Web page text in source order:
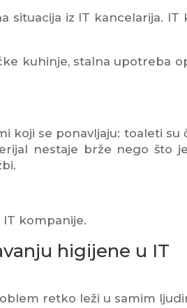
situacija iz IT kancelarija. IT
kuhinje, stalna upotreba
koji se ponavljaju: toaleti su
nestaje brže nego što
kompanije.
higijene u IT
retko leži u samim